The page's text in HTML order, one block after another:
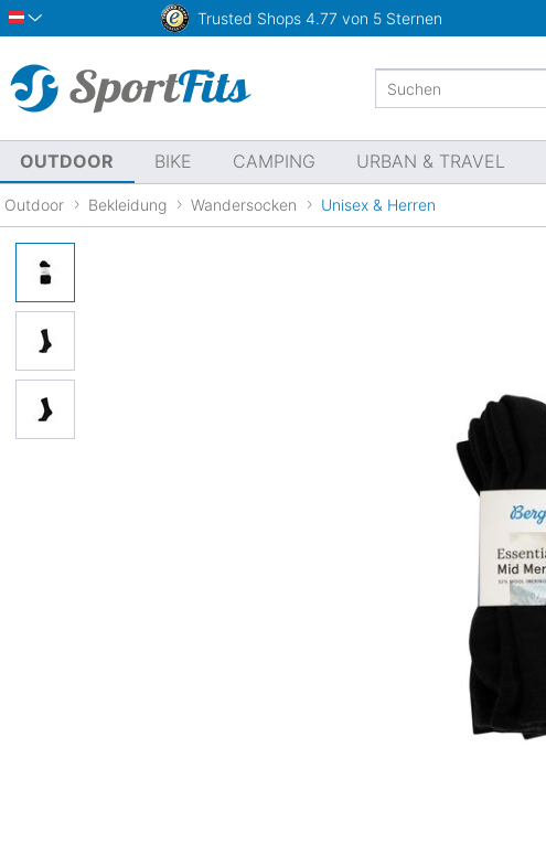
Österreich Trusted Shops 4.77 von 5 Sternen
OUTDOOR BIKE CAMPING URBAN & TRAVEL
Outdoor Bekleidung Wandersocken Unisex & Herren